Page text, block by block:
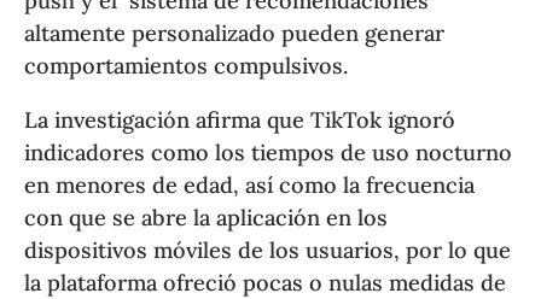
altamente personalizado pueden generar
comportamientos compulsivos.
La investigación afirma que TikTok ignoró
indicadores como los tiempos de uso nocturno
en menores de edad, así como la frecuencia
con que se abre la aplicación en los
dispositivos móviles de los usuarios, por lo que
la plataforma ofreció pocas o nulas medidas de